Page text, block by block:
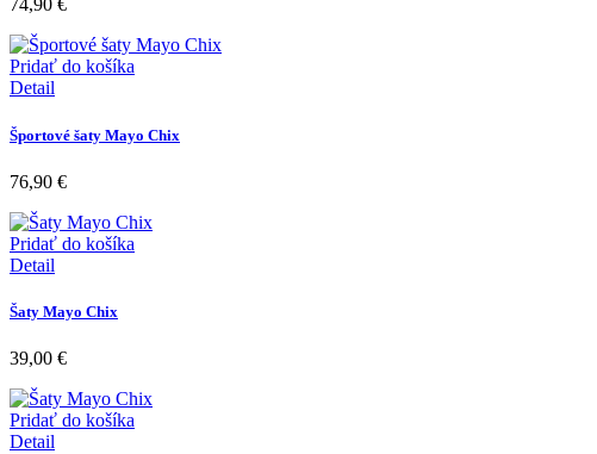
74,90 €
Pridať do košíka
Detail
Športové šaty Mayo Chix
76,90 €
Pridať do košíka
Detail
Šaty Mayo Chix
39,00 €
Pridať do košíka
Detail